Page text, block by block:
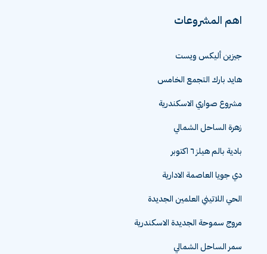
اهم المشروعات
جيزين أليكس ويست
هايد بارك التجمع الخامس
مشروع صواري الاسكندرية
زهرة الساحل الشمالي
بادية بالم هيلز ٦ اكتوبر
دي جويا العاصمة الادارية
الحي اللاتيني العلمين الجديدة
مروج سموحة الجديدة الاسكندرية
سمر الساحل الشمالي